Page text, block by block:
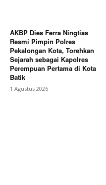
AKBP Dies Ferra Ningtias
Resmi Pimpin Polres
Pekalongan Kota, Torehkan
Sejarah sebagai Kapolres
Perempuan Pertama di Kota
Batik
1 Agustus 2026